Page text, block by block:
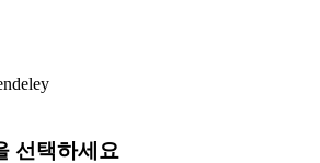
선택하세요